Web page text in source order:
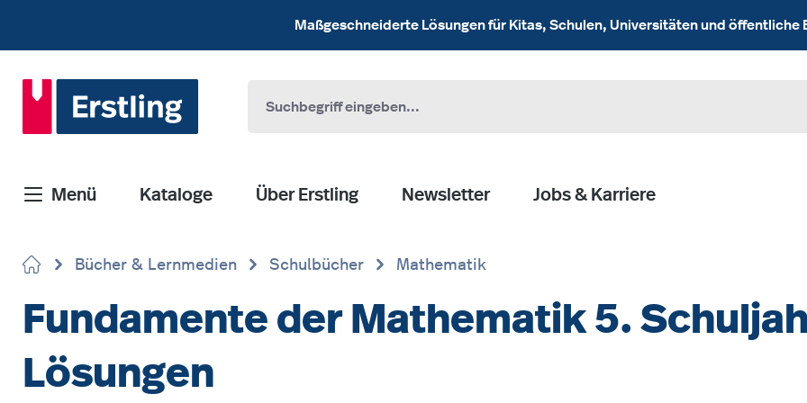
Maßgeschneiderte Lösungen für Kitas, Schulen, Universitäten und öffentliche
Menü Kataloge Über Erstling Newsletter Jobs & Karriere
Bücher & Lernmedien Schulbücher Mathematik
Fundamente der Mathematik 5.
Lösungen